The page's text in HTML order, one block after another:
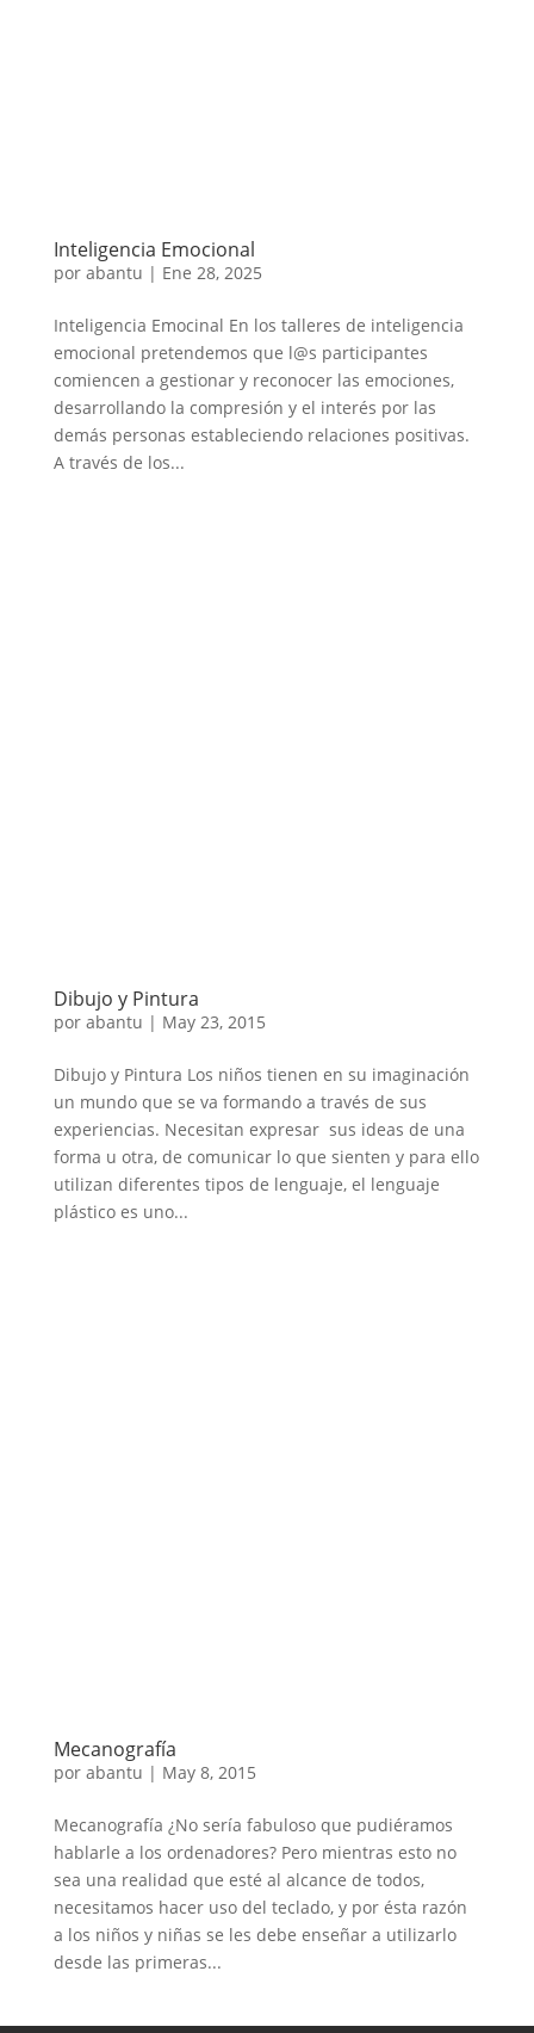
Inteligencia Emocional
por abantu | Ene 28, 2025
Inteligencia Emocinal En los talleres de inteligencia
emocional pretendemos que l@s participantes
comiencen a gestionar y reconocer las emociones,
desarrollando la compresión y el interés por las
demás personas estableciendo relaciones positivas.
A través de los...
Dibujo y Pintura
por abantu | May 23, 2015
Dibujo y Pintura Los niños tienen en su imaginación
un mundo que se va formando a través de sus
experiencias. Necesitan expresar sus ideas de una
forma u otra, de comunicar lo que sienten y para ello
utilizan diferentes tipos de lenguaje, el lenguaje
plástico es uno...
Mecanografía
por abantu | May 8, 2015
Mecanografía ¿No sería fabuloso que pudiéramos
hablarle a los ordenadores? Pero mientras esto no
sea una realidad que esté al alcance de todos,
necesitamos hacer uso del teclado, y por ésta razón
a los niños y niñas se les debe enseñar a utilizarlo
desde las primeras...